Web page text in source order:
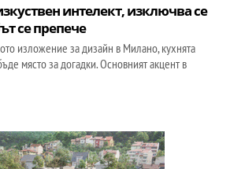
интелект, изключва се
се препече
изложение за дизайн в Милано, кухнята
място за догадки. Основният акцент в